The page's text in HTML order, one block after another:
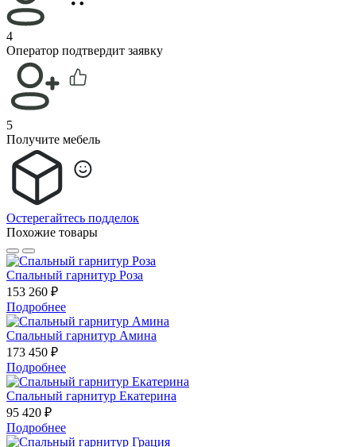
4
Оператор подтвердит заявку
5
Получите мебель
Остерегайтесь подделок
Похожие товары
Спальный гарнитур Роза
153 260 ₽
Подробнее
Спальный гарнитур Амина
173 450 ₽
Подробнее
Спальный гарнитур Екатерина
95 420 ₽
Подробнее